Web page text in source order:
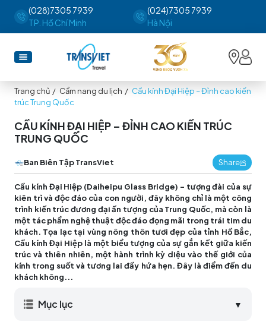
(028)7305 7939
TP. Hồ Chí Minh
(024)7305 7939
Hà Nội
Trang chủ / Cẩm nang du lịch / Cầu kính Đại Hiệp – Đỉnh cao kiến
trúc Trung Quốc
CẦU KÍNH ĐẠI HIỆP – ĐỈNH CAO KIẾN TRÚC
TRUNG QUỐC
Ban Biên Tập TransViet Share
Cầu kính Đại Hiệp (Daiheipu Glass Bridge) - tượng đài của sự
kiên trì và độc đáo của con người, đây không chỉ là một công
trình kiến trúc đương đại ấn tượng của Trung Quốc, mà còn là
một tác phẩm nghệ thuật độc đáo đọng mãi trong trái tim du
khách. Tọa lạc tại vùng nông thôn tươi đẹp của tỉnh Hồ Bắc,
Cầu kính Đại Hiệp là một biểu tượng của sự gắn kết giữa kiến
trúc và thiên nhiên, một hành trình kỳ diệu vào thế giới của
kính trong suốt và tương lai đầy hứa hẹn. Đây là điểm đến du
khách không...
Mục lục ▼